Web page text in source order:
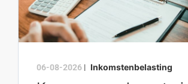
06-08-2026 | Inkomstenbelasting